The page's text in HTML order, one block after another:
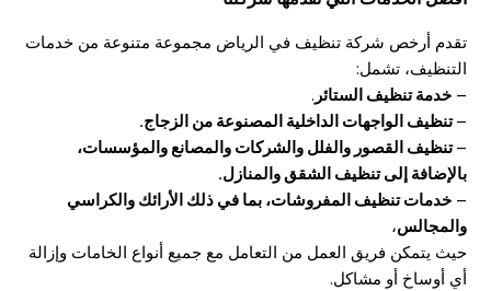
تقدم أرخص شركة تنظيف في الرياض مجموعة متنوعة من خدمات
التنظيف، تشمل:
–خدمة تنظيف الستائر .
–تنظيف الواجهات الداخلية المصنوعة من الزجاج.
–تنظيف القصور والفلل والشركات والمصانع والمؤسسات،
بالإضافة إلى تنظيف الشقق والمنازل.
–خدمات تنظيف المفروشات، بما في ذلك الأرائك والكراسي
والمجالس،
حيث يتمكن فريق العمل من التعامل مع جميع أنواع الخامات وإزالة
أي أوساخ أو مشاكل.